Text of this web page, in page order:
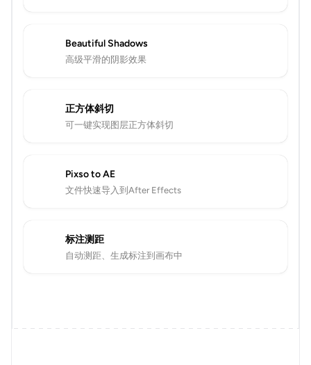
Beautiful Shadows
高级平滑的阴影效果
正方体斜切
可一键实现图层正方体斜切
Pixso to AE
文件快速导入到After Effects
标注测距
自动测距、生成标注到画布中